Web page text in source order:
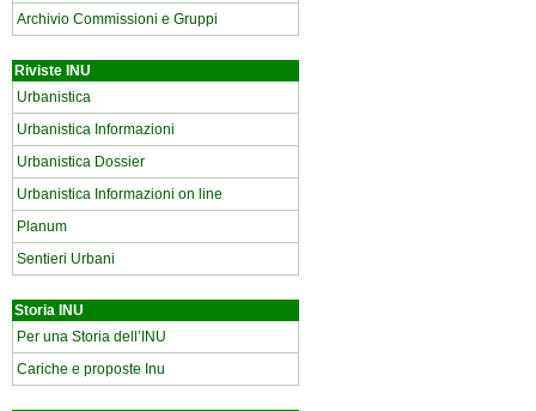
Archivio Commissioni e Gruppi
Riviste INU
Urbanistica
Urbanistica Informazioni
Urbanistica Dossier
Urbanistica Informazioni on line
Planum
Sentieri Urbani
Storia INU
Per una Storia dell’INU
Cariche e proposte Inu